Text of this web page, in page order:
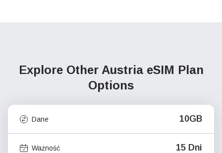
Explore Other Austria eSIM Plan
Options
Dane 10GB
Ważność 15 Dni